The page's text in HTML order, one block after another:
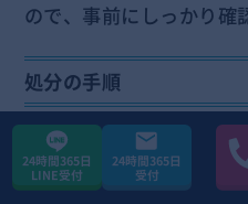
ので、事前にしっかり確
処分の手順
仏壇を自治体の粗大ゴミ
下となります。
24時間365日
LINE受付
24時間365日
受付